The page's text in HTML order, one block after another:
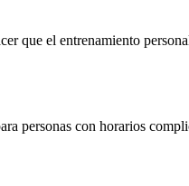
que el entrenamiento
personas con horarios